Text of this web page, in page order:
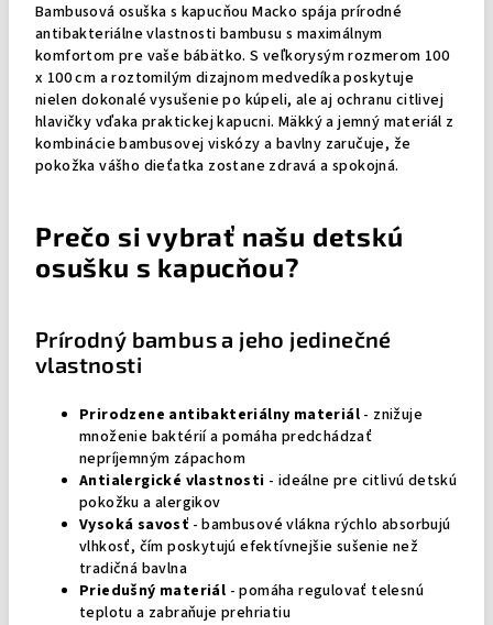
Bambusová osuška s kapucňou Macko spája prírodné
antibakteriálne vlastnosti bambusu s maximálnym
komfortom pre vaše bábätko. S veľkorysým rozmerom 100
x 100 cm a roztomilým dizajnom medvedíka poskytuje
nielen dokonalé vysušenie po kúpeli, ale aj ochranu citlivej
hlavičky vďaka praktickej kapucni. Mäkký a jemný materiál z
kombinácie bambusovej viskózy a bavlny zaručuje, že
pokožka vášho dieťatka zostane zdravá a spokojná.
Prečo si vybrať našu detskú
osušku s kapucňou?
Prírodný bambus a jeho jedinečné
vlastnosti
Prirodzene antibakteriálny materiál - znižuje
množenie baktérií a pomáha predchádzať
nepríjemným zápachom
Antialergické vlastnosti - ideálne pre citlivú detskú
pokožku a alergikov
Vysoká savosť - bambusové vlákna rýchlo absorbujú
vlhkosť, čím poskytujú efektívnejšie sušenie než
tradičná bavlna
Priedušný materiál - pomáha regulovať telesnú
teplotu a zabraňuje prehriatiu